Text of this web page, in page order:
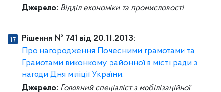
Джерело: Відділ економіки та промисловості
Рішення № 741 від 20.11.2013:
Про нагородження Почесними грамотами та
Грамотами виконкому районної в місті ради з
нагоди Дня міліції України.
Джерело: Головний спеціаліст з мобілізаційної